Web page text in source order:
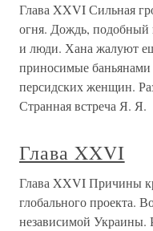
Глава XXVI Сильная
огня. Дождь, подобный
и люди. Хана жалуют
приносимые
персидских женщин.
Странная встреча Я. Я.
Глава XXVI
Глава XXVI Причины
глобального проекта.
независимой Украины.